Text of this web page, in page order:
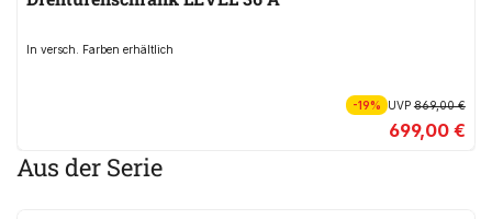
In versch. Farben erhältlich
-19% UVP869,00 €
699,00 €
Aus der Serie